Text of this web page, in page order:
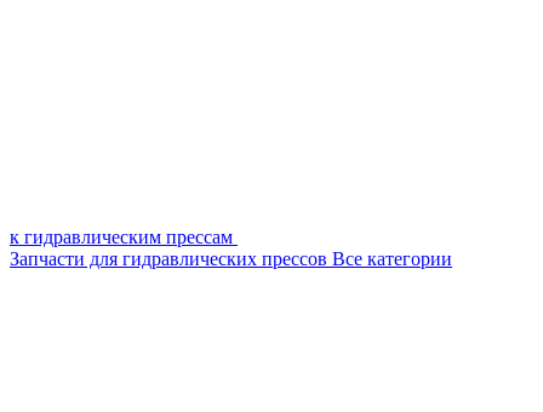
к гидравлическим прессам
Запчасти для гидравлических прессов Все категории